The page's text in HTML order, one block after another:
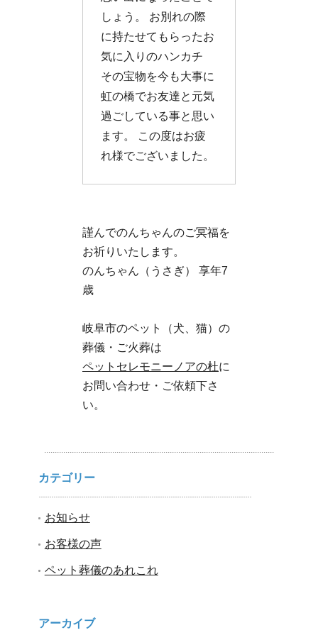
しょう。 お別れの際
に持たせてもらったお
気に入りのハンカチ
その宝物を今も大事に
虹の橋でお友達と元気
過ごしている事と思い
ます。 この度はお疲
れ様でございました。
謹んでのんちゃんのご冥福を
お祈りいたします。
のんちゃん（うさぎ） 享年7
歳
岐阜市のペット（犬、猫）の
葬儀・ご火葬は
ペットセレモニーノアの杜に
お問い合わせ・ご依頼下さ
い。
カテゴリー
お知らせ
お客様の声
ペット葬儀のあれこれ
アーカイブ